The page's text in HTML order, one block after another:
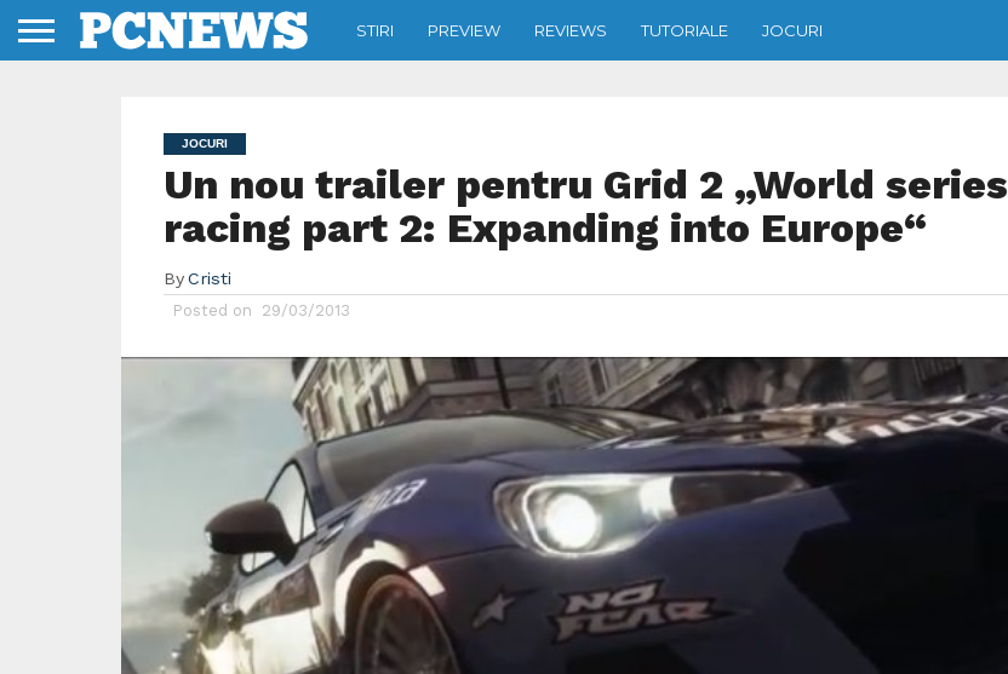
STIRI PREVIEW REVIEWS TUTORIALE JOCURI
JOCURI
Un nou trailer pentru Grid 2 „World series
racing part 2: Expanding into Europe“
By Cristi
Posted on 29/03/2013